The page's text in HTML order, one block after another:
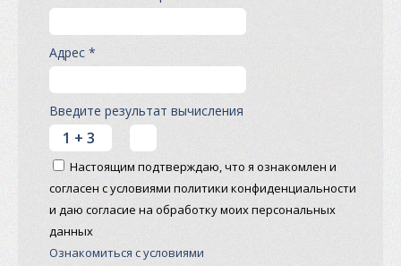
Адрес *
Введите результат вычисления
Настоящим подтверждаю, что я ознакомлен и
согласен с условиями политики конфиденциальности
и даю согласие на обработку моих персональных
данных
Ознакомиться с условиями